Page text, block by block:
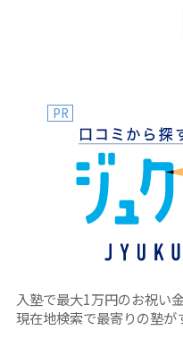
判断がつきません。人見
業のどちらが向いている
PR
入塾で最大1万円のお祝い
現在地検索で最寄りの塾が